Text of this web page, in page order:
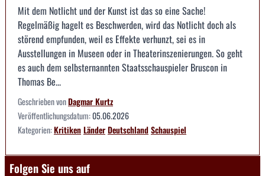
Mit dem Notlicht und der Kunst ist das so eine Sache!
Regelmäßig hagelt es Beschwerden, wird das Notlicht doch als
störend empfunden, weil es Effekte verhunzt, sei es in
Ausstellungen in Museen oder in Theaterinszenierungen. So geht
es auch dem selbsternannten Staatsschauspieler Bruscon in
Thomas Be...
Geschrieben vonDagmar Kurtz
Veröffentlichungsdatum:05.06.2026
Kategorien:KritikenLänderDeutschlandSchauspiel
Folgen Sie uns auf